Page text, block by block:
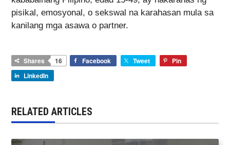
pisikal, emosyonal, o sekswal na karahasan mula sa
kanilang mga asawa o partner.
Shares 16 Facebook Tweet
Pin
LinkedIn
RELATED ARTICLES